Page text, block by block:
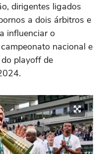
dirigentes ligados
a dois árbitros e
influenciar o
nacional e
playoff de